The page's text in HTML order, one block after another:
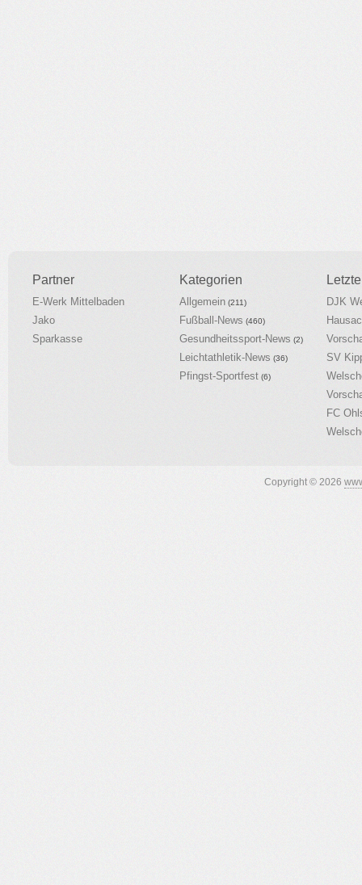
Partner
E-Werk Mittelbaden
Jako
Sparkasse
Kategorien
Allgemein (211)
Fußball-News (460)
Gesundheitssport-News (2)
Leichtathletik-News (36)
Pfingst-Sportfest (6)
DJK
SV
FC
Copyright © 2026